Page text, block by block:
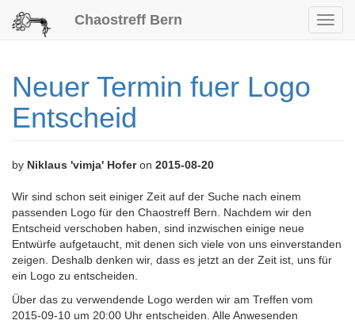
Chaostreff Bern
Neuer Termin fuer Logo
Entscheid
by Niklaus 'vimja' Hoferon 2015-08-20
Wir sind schon seit einiger Zeit auf der Suche nach einem
passenden Logo für den Chaostreff Bern. Nachdem wir den
Entscheid verschoben haben, sind inzwischen einige neue
Entwürfe aufgetaucht, mit denen sich viele von uns einverstanden
zeigen. Deshalb denken wir, dass es jetzt an der Zeit ist, uns für
ein Logo zu entscheiden.
Über das zu verwendende Logo werden wir am Treffen vom
2015-09-10 um 20:00 Uhr entscheiden. Alle Anwesenden